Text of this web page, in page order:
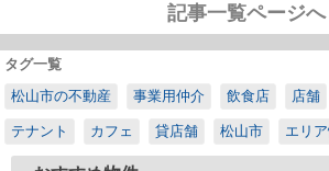
記事一覧ページへ
タグ一覧
松山市の不動産
事業用仲介 飲食店 店舗
テナント カフェ 貸店舗 松山市 エリ